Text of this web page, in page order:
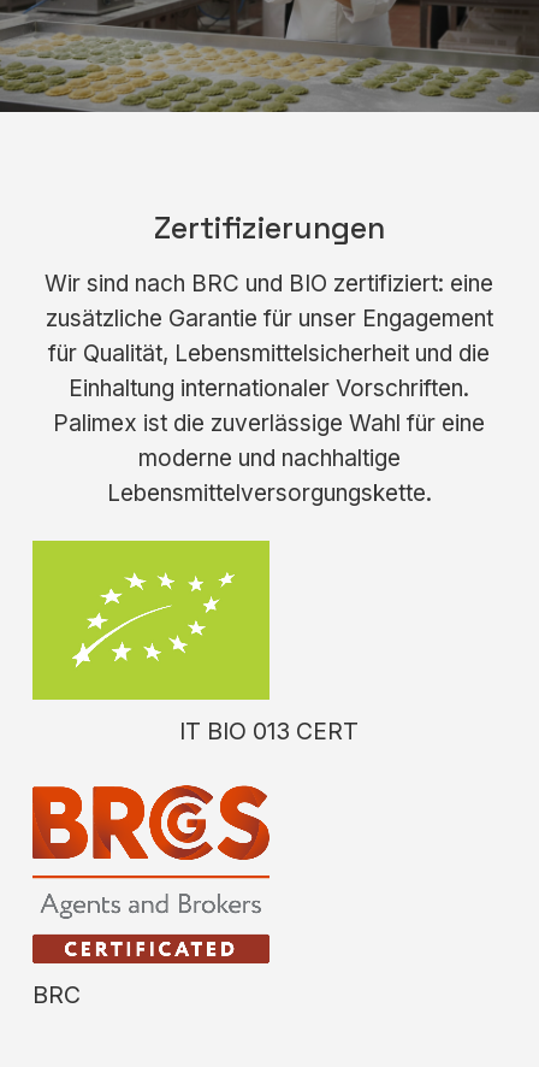
Zertifizierungen
Wir sind nach BRC und BIO zertifiziert: eine
zusätzliche Garantie für unser Engagement
für Qualität, Lebensmittelsicherheit und die
Einhaltung internationaler Vorschriften.
Palimex ist die zuverlässige Wahl für eine
moderne und nachhaltige
Lebensmittelversorgungskette.
IT BIO 013 CERT
BRC